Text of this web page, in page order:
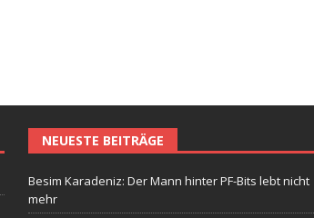
NEUESTE BEITRÄGE
Besim Karadeniz: Der Mann hinter PF-Bits lebt nicht
mehr